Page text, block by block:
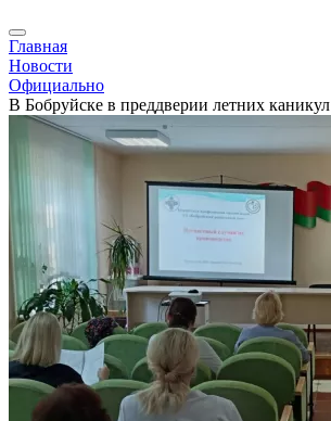
Главная
Новости
Официально
В Бобруйске в преддверии летних каникул